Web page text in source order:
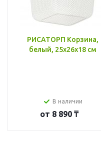
РИСАТОРП Корзина,
белый, 25x26x18 см
В наличии
от 8 890 ₸